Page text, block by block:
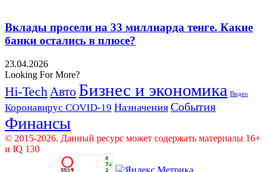
Вклады просели на 33 миллиарда тенге. Какие
банки остались в плюсе?
23.04.2026
Looking For More?
Hi-Tech Авто Бизнес и экономика Видео
Коронавирус COVID-19 Назначения События
Финансы
© 2015-2026. Данный ресурс может содержать материалы 16+
и IQ 130